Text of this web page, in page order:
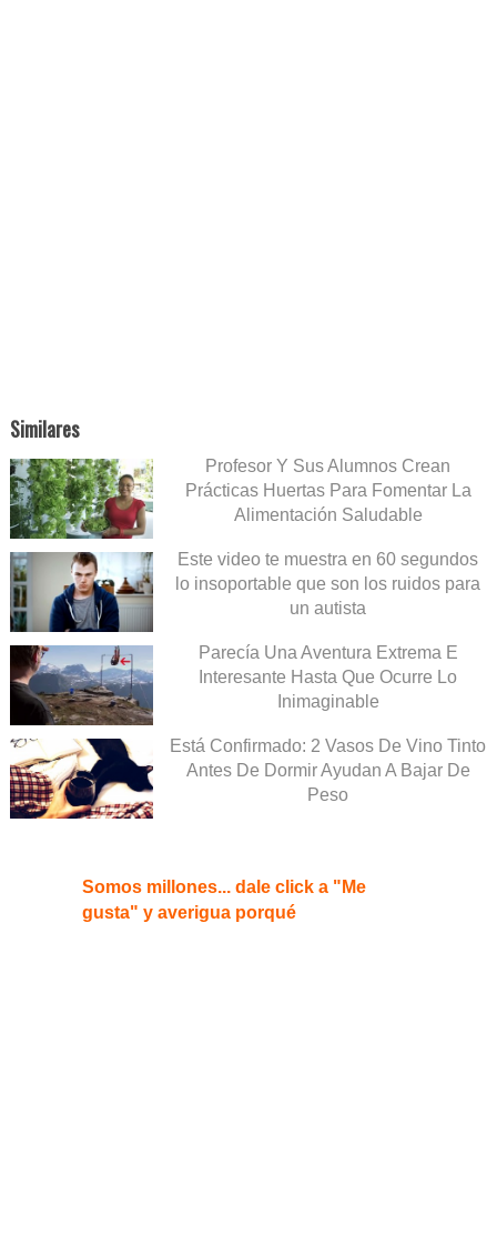
Similares
Profesor Y Sus Alumnos Crean
Prácticas Huertas Para Fomentar La
Alimentación Saludable
Este video te muestra en 60 segundos
lo insoportable que son los ruidos para
un autista
Parecía Una Aventura Extrema E
Interesante Hasta Que Ocurre Lo
Inimaginable
Está Confirmado: 2 Vasos De Vino Tinto
Antes De Dormir Ayudan A Bajar De
Peso
Somos millones... dale click a "Me
gusta" y averigua porqué